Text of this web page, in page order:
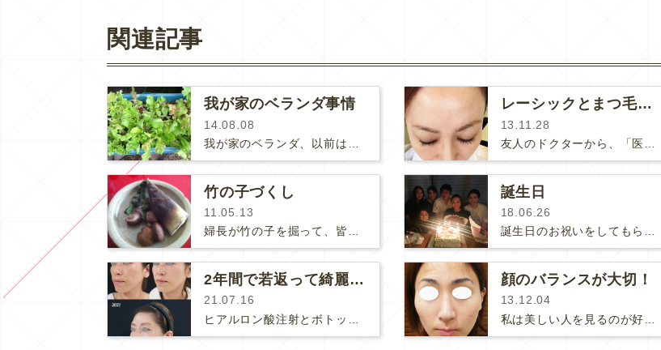
関連記事
我が家のベランダ事情
14.08.08
レーシックとまつ毛の美容液
13.11.28
竹の子づくし
11.05.13
誕生日
18.06.26
2年間で若返って綺麗になられた患者様
21.07.16
顔のバランスが大切！
13.12.04